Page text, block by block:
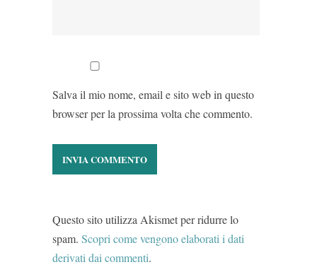
Salva il mio nome, email e sito web in questo
browser per la prossima volta che commento.
Questo sito utilizza Akismet per ridurre lo
spam. Scopri come vengono elaborati i dati
derivati dai commenti.